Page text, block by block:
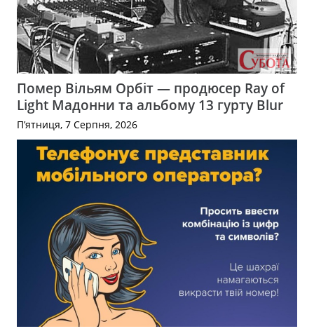
Помер Вільям Орбіт — продюсер Ray of
Light Мадонни та альбому 13 гурту Blur
П’ятниця, 7 Серпня, 2026